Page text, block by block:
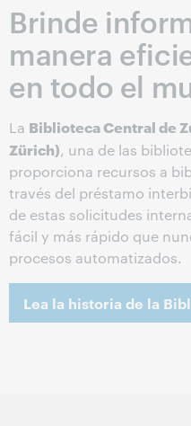
Brinde
manera
en todo el
La Biblioteca Central de
Zürich), una de las
proporciona recursos a
través del préstamo
de estas solicitudes
fácil y más rápido que
procesos automatizados.
Lea la historia de la